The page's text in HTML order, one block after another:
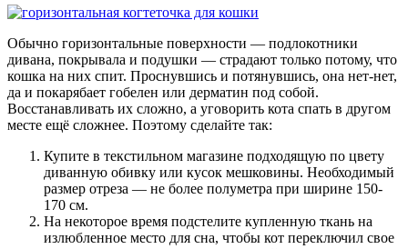
Обычно горизонтальные поверхности — подлокотники
дивана, покрывала и подушки — страдают только потому, что
кошка на них спит. Проснувшись и потянувшись, она нет-нет,
да и покарябает гобелен или дерматин под собой.
Восстанавливать их сложно, а уговорить кота спать в другом
месте ещё сложнее. Поэтому сделайте так:
Купите в текстильном магазине подходящую по цвету
диванную обивку или кусок мешковины. Необходимый
размер отреза — не более полуметра при ширине 150-
170 см.
На некоторое время подстелите купленную ткань на
излюбленное место для сна, чтобы кот переключил свое